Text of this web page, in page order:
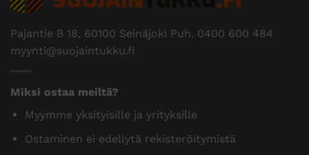
Pajantie B 18, 60100 Seinäjoki Puh. 0400 600 484
myynti@suojaintukku.fi
Miksi ostaa meiltä?
Myymme yksityisille ja yrityksille
Ostaminen ei edellytä rekisteröitymistä